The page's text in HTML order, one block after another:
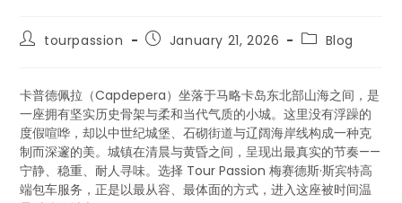
tourpassion January 21, 2026 Blog
卡普德佩拉（Capdepera）坐落于马略卡岛东北部山海之间，是
一座拥有坚实历史骨架与柔和当代气质的小城。这里没有浮躁的
度假喧哗，却以中世纪城堡、石砌街道与辽阔海岸线构成一种克
制而深邃的美。城镇在清晨与黄昏之间，呈现出最真实的节奏——
宁静、稳重、耐人寻味。选择 Tour Passion 梅赛德斯·斯宾特高
端包车服务，正是以最从容、最体面的方式，进入这座被时间温